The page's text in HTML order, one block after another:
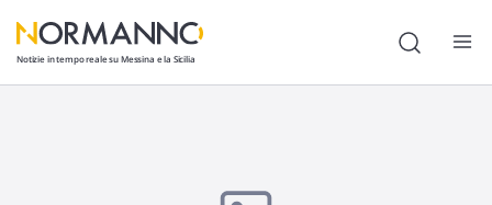
Notizie in tempo reale su Messina e la Sicilia